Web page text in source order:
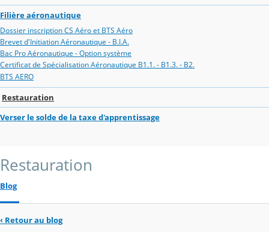
Filière aéronautique
Dossier inscription CS Aéro et BTS Aéro
Brevet d'Initiation Aéronautique - B.I.A.
Bac Pro Aéronautique - Option système
Certificat de Spécialisation Aéronautique B1.1. - B1.3. - B2.
BTS AERO
Restauration
Verser le solde de la taxe d'apprentissage
Restauration
Blog
‹ Retour au blog